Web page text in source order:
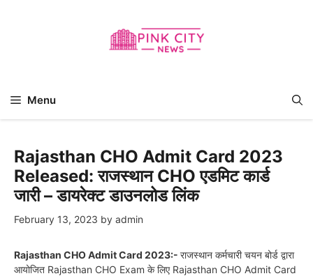
Menu
Rajasthan CHO Admit Card 2023
Released: राजस्थान CHO एडमिट कार्ड
जारी – डायरेक्ट डाउनलोड लिंक
February 13, 2023 by admin
Rajasthan CHO Admit Card 2023:- राजस्थान कर्मचारी चयन बोर्ड द्वारा
आयोजित Rajasthan CHO Exam के लिए Rajasthan CHO Admit Card